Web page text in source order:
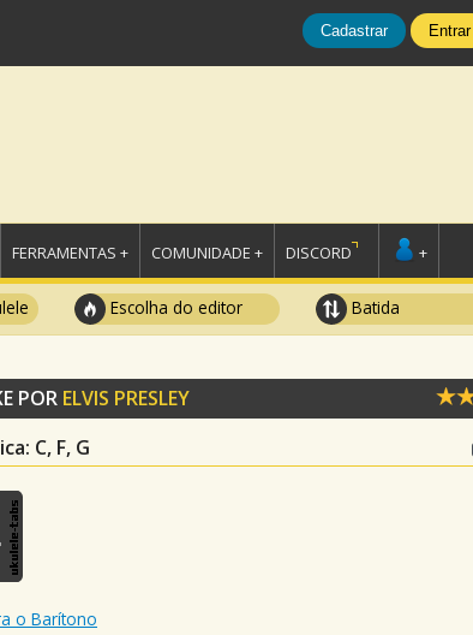
Cadastrar Entrar
FERRAMENTAS + COMUNIDADE + DISCORD +
Escolha do editor Batida
POR ELVIS PRESLEY
: C, F, G
o Barítono